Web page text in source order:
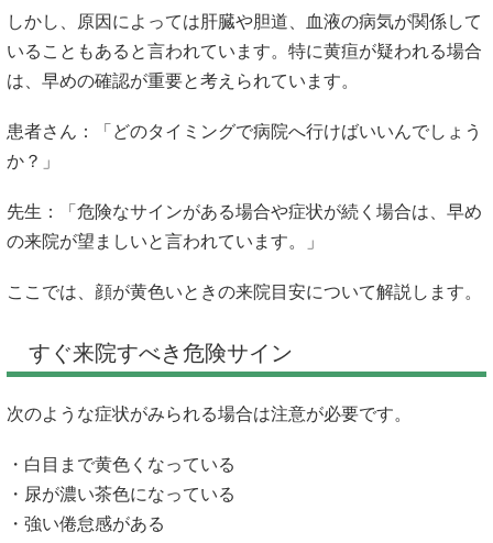
しかし、原因によっては肝臓や胆道、血液の病気が関係して
いることもあると言われています。特に黄疸が疑われる場合
は、早めの確認が重要と考えられています。
患者さん：「どのタイミングで病院へ行けばいいんでしょう
か？」
先生：「危険なサインがある場合や症状が続く場合は、早め
の来院が望ましいと言われています。」
ここでは、顔が黄色いときの来院目安について解説します。
すぐ来院すべき危険サイン
次のような症状がみられる場合は注意が必要です。
・白目まで黄色くなっている
・尿が濃い茶色になっている
・強い倦怠感がある